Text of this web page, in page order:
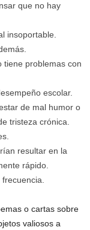
que no hay
insoportable.
tiene problemas con
escolar.
de mal humor o
tristeza crónica.
resultar en la
rápido.
o cartas sobre
valiosos a